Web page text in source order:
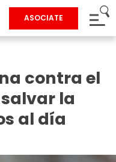
ASOCIATE
contra el
la
al día